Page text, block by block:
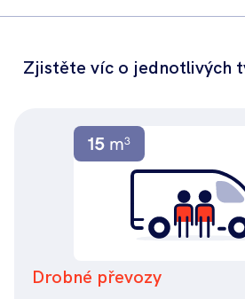
Zjistěte víc o jednotlivých
Drobné převozy